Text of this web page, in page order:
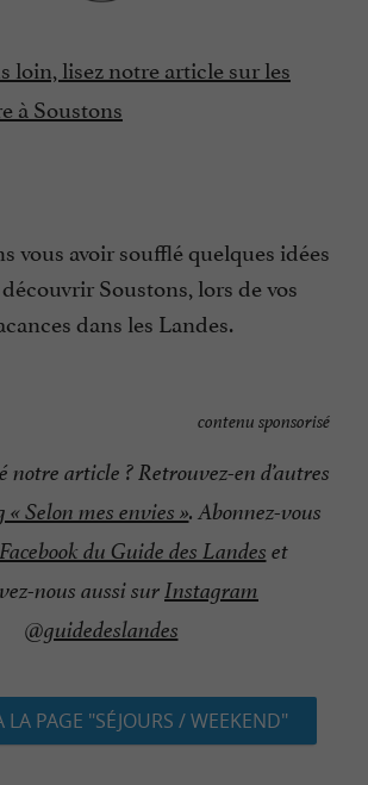
loin, lisez notre article sur les
à Soustons
vous avoir soufflé quelques idées
Soustons, lors de vos
dans les Landes.
contenu sponsorisé
notre article ? Retrouvez-en d’autres
« Selon mes envies ». Abonnez-vous
du Guide des Landes et
nous aussi surInstagram
@guidedeslandes
LA PAGE "SÉJOURS / WEEKEND"